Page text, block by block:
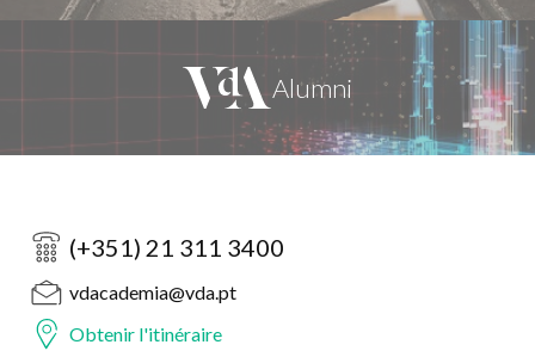
(+351) 21 311 3400
vdacademia@vda.pt
Obtenir l'itinéraire